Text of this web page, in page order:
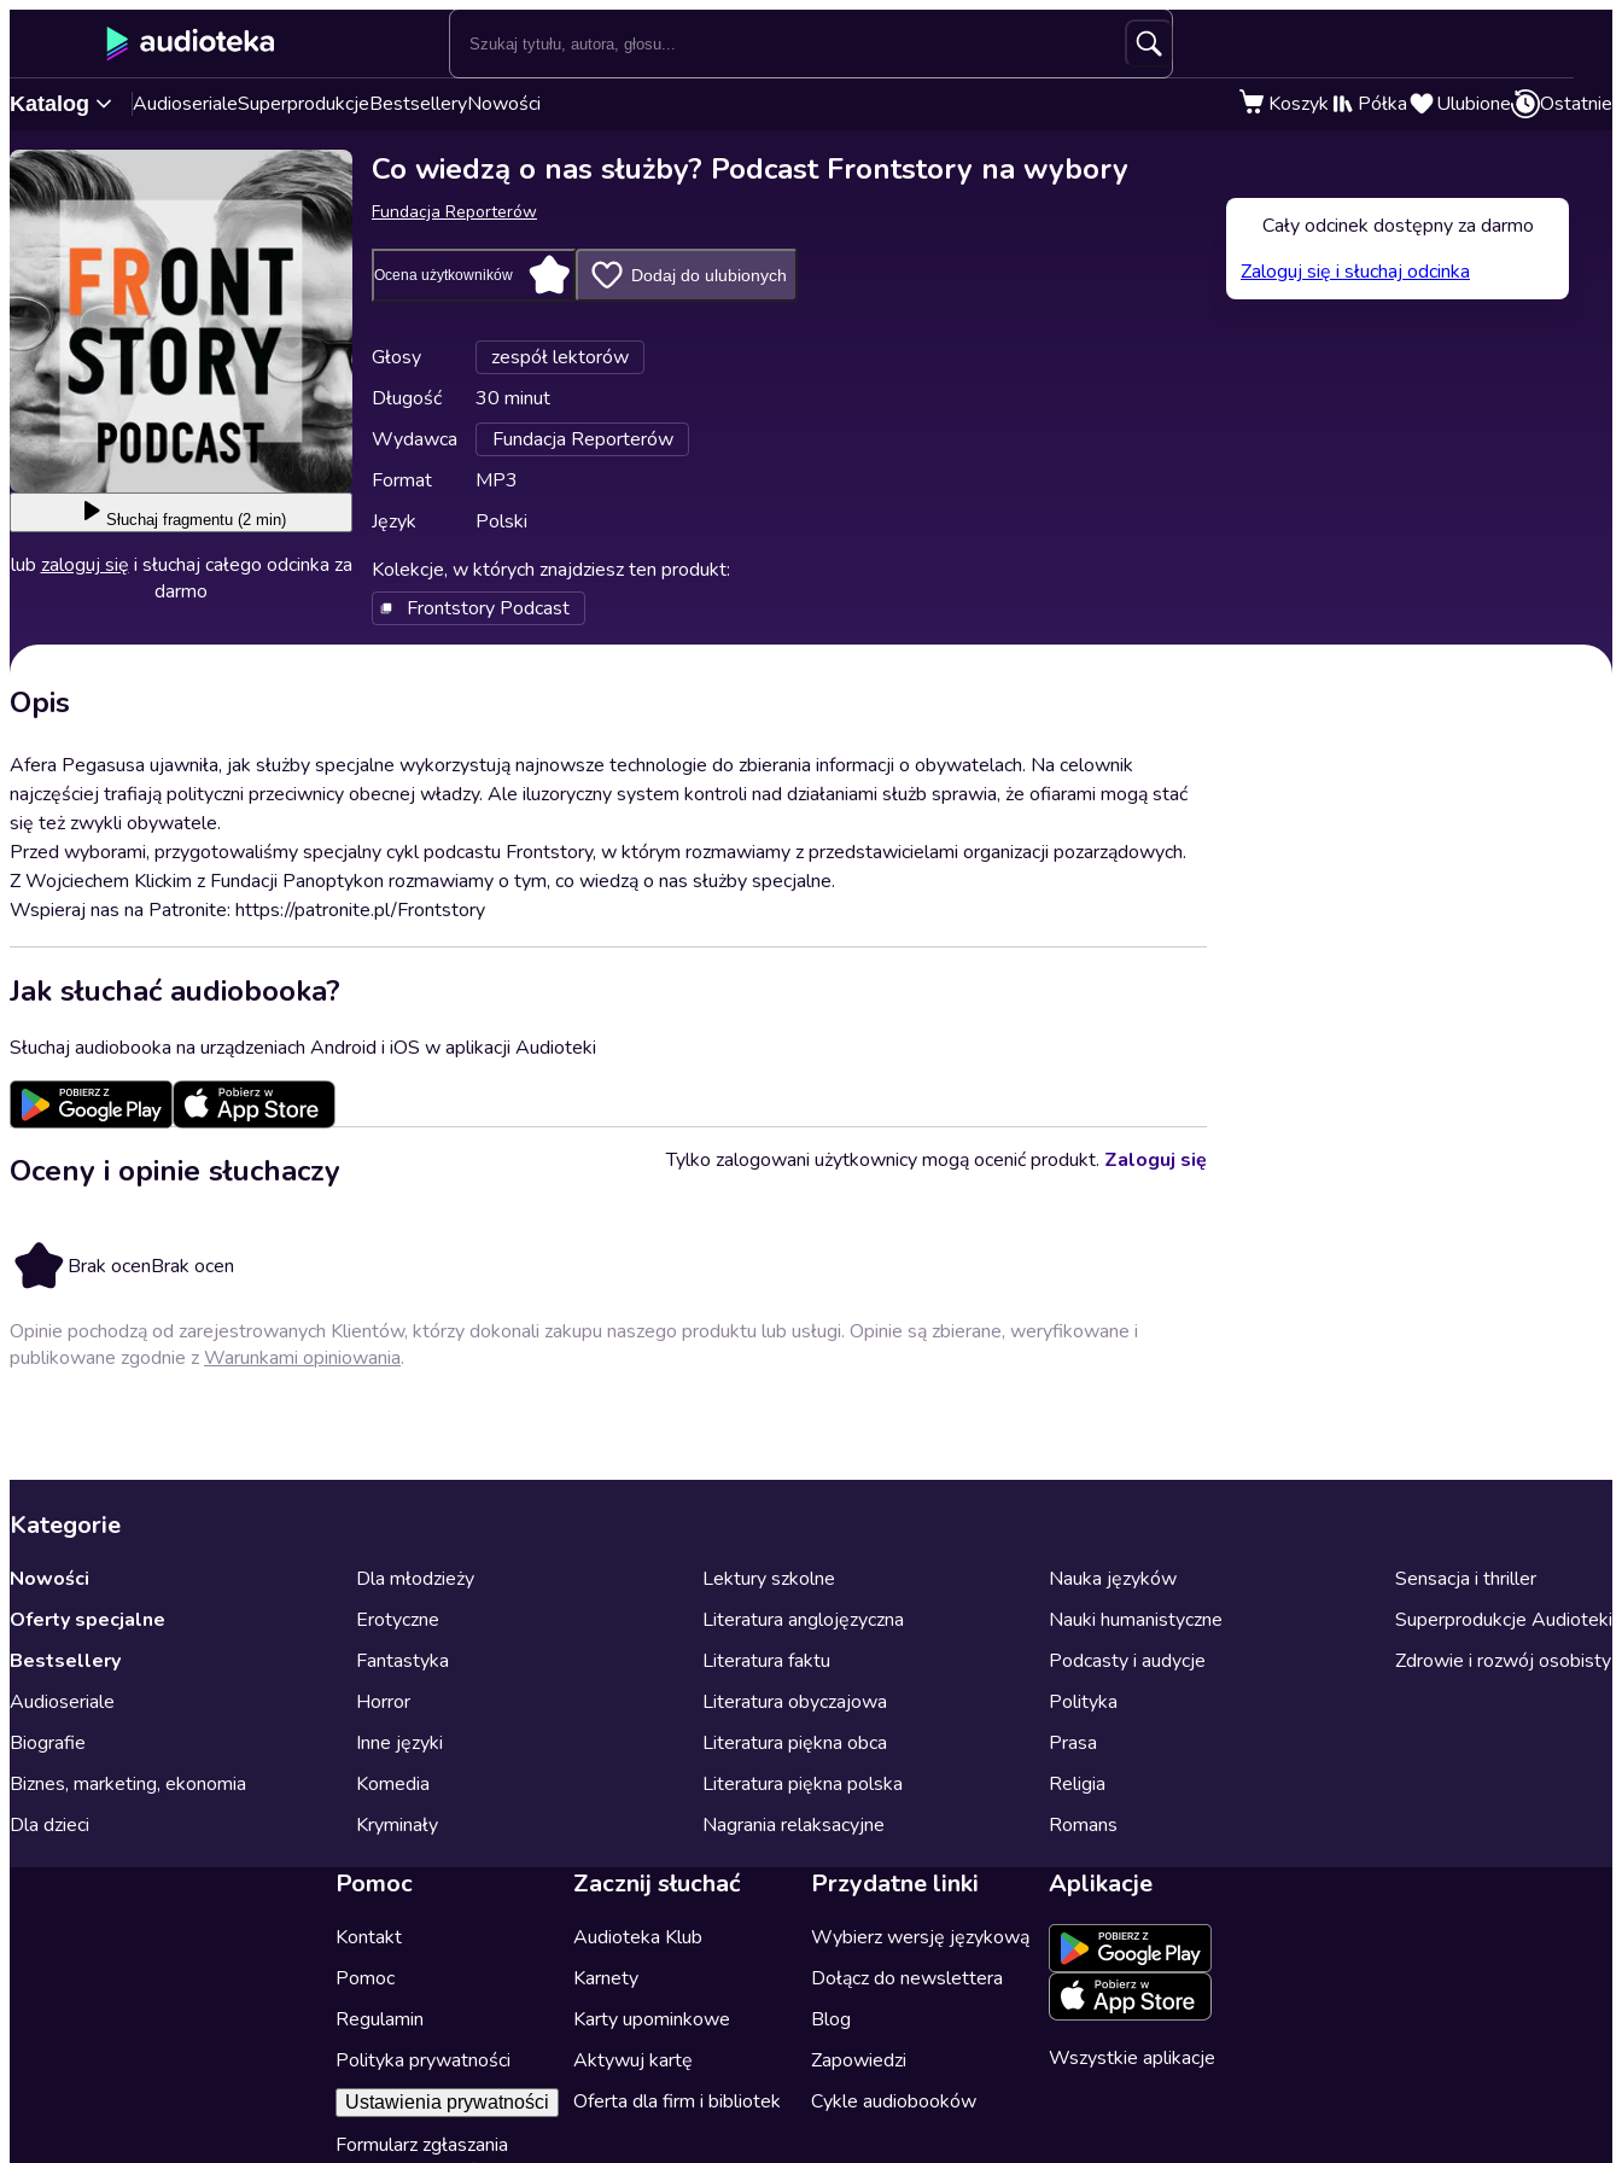
Katalog AudioserialeSuperprodukcjeBestselleryNowości Koszyk Półka Ulubione Ostatnie
Słuchaj fragmentu (2 min)
lub zaloguj się i słuchaj całego odcinka za
darmo
Co wiedzą o nas służby? Podcast Frontstory na wybory
Fundacja Reporterów
Ocena użytkowników Dodaj do ulubionych
Głosy
zespół lektorów
Długość
30 minut
Wydawca
Fundacja Reporterów
Format
MP3
Język
Polski
Kolekcje, w których znajdziesz ten produkt:
Frontstory Podcast
Opis
Afera Pegasusa ujawniła, jak służby specjalne wykorzystują najnowsze technologie do zbierania informacji o obywatelach. Na celownik
najczęściej trafiają polityczni przeciwnicy obecnej władzy. Ale iluzoryczny system kontroli nad działaniami służb sprawia, że ofiarami mogą stać
się też zwykli obywatele.
Przed wyborami, przygotowaliśmy specjalny cykl podcastu Frontstory, w którym rozmawiamy z przedstawicielami organizacji pozarządowych.
Z Wojciechem Klickim z Fundacji Panoptykon rozmawiamy o tym, co wiedzą o nas służby specjalne.
Wspieraj nas na Patronite: https://patronite.pl/Frontstory
Jak słuchać audiobooka?
Słuchaj audiobooka na urządzeniach Android i iOS w aplikacji Audioteki
Oceny i opinie słuchaczy
Brak ocenBrak ocen
Tylko zalogowani użytkownicy mogą ocenić produkt. Zaloguj się
Opinie pochodzą od zarejestrowanych Klientów, którzy dokonali zakupu naszego produktu lub usługi. Opinie są zbierane, weryfikowane i
publikowane zgodnie zWarunkami opiniowania.
Cały odcinek dostępny za darmo
Zaloguj się i słuchaj odcinka
Kategorie
Nowości
Oferty specjalne
Bestsellery
Audioseriale
Biografie
Biznes, marketing, ekonomia
Dla dzieci
Dla młodzieży
Erotyczne
Fantastyka
Horror
Inne języki
Komedia
Kryminały
Lektury szkolne
Literatura anglojęzyczna
Literatura faktu
Literatura obyczajowa
Literatura piękna obca
Literatura piękna polska
Nagrania relaksacyjne
Nauka języków
Nauki humanistyczne
Podcasty i audycje
Polityka
Prasa
Religia
Romans
Sensacja i thriller
Superprodukcje Audioteki
Zdrowie i rozwój osobisty
Pomoc
Kontakt
Pomoc
Regulamin
Polityka prywatności
Ustawienia prywatności
Formularz zgłaszania
Zacznij słuchać
Audioteka Klub
Karnety
Karty upominkowe
Aktywuj kartę
Oferta dla firm i bibliotek
Przydatne linki
Wybierz wersję językową
Dołącz do newslettera
Blog
Zapowiedzi
Cykle audiobooków
Aplikacje
Wszystkie aplikacje